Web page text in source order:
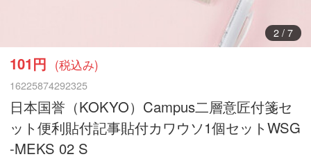
3/ 7
101円 (税込み)
16225874292325
日本国誉（KOKYO）Campus二層意匠付箋セ
ット便利貼付記事貼付カワウソ1個セットWSG
-MEKS 02 S